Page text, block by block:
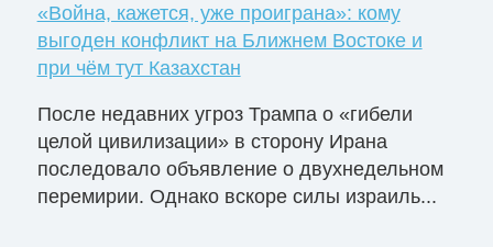
«Война, кажется, уже проиграна»: кому
выгоден конфликт на Ближнем Востоке и
при чём тут Казахстан
После недавних угроз Трампа о «гибели
целой цивилизации» в сторону Ирана
последовало объявление о двухнедельном
перемирии. Однако вскоре силы израиль...